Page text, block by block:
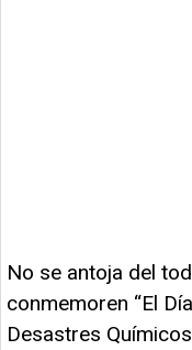
No se antoja del
conmemoren “El
Desastres